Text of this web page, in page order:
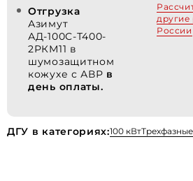
Отгрузка
Азимут
АД-100С-Т400-
2РКМ11 в
шумозащитном
кожухе с АВР в
день оплаты.
России
ДГУ в категориях:100 кВтТрехфазные